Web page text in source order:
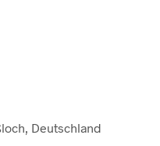
Deutschland